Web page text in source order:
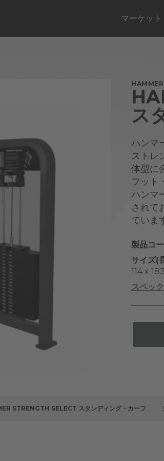
マーケット
ス
ハンマ
ストレ
体型に
フット
ハンマ
されて
ていま
製品コ
サイズ(
114 x
スペッ
STRENGTH SELECT スタンディング・カーフ